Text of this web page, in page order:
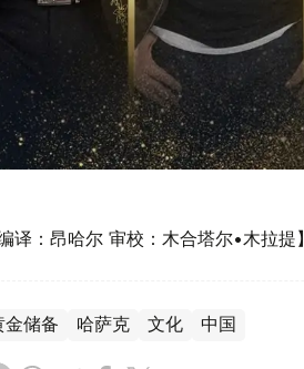
编译：昂哈尔 审校：木合塔尔•木拉提】
金储备 哈萨克 文化 中国